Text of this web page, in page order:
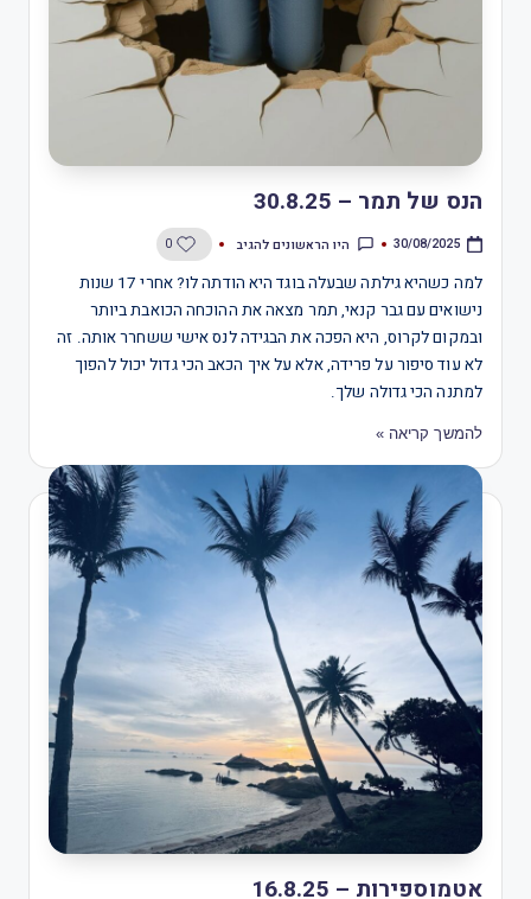
הנס של תמר – 30.8.25
30/08/2025 היו הראשונים להגיב 0
למה כשהיא גילתה שבעלה בוגד היא הודתה לו? אחרי 17 שנות
נישואים עם גבר קנאי, תמר מצאה את ההוכחה הכואבת ביותר
ובמקום לקרוס, היא הפכה את הבגידה לנס אישי ששחרר אותה. זה
לא עוד סיפור על פרידה, אלא על איך הכאב הכי גדול יכול להפוך
למתנה הכי גדולה שלך.
להמשך קריאה »
אטמוספירות – 16.8.25